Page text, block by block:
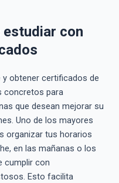
con
obtener certificados de
concretos para
que desean mejorar su
Uno de los mayores
organizar tus horarios
en las mañanas o los
cumplir con
Esto facilita